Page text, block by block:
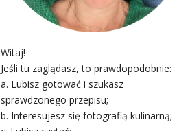
Witaj!
Jeśli tu zaglądasz, to prawdopodobnie:
a. Lubisz gotować i szukasz
sprawdzonego przepisu;
b. Interesujesz się fotografią kulinarną;